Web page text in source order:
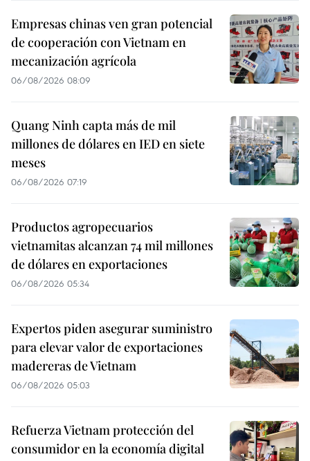
Empresas chinas ven gran potencial
de cooperación con Vietnam en
mecanización agrícola
06/08/2026 08:09
Quang Ninh capta más de mil
millones de dólares en IED en siete
meses
06/08/2026 07:19
Productos agropecuarios
vietnamitas alcanzan 74 mil millones
de dólares en exportaciones
06/08/2026 05:34
Expertos piden asegurar suministro
para elevar valor de exportaciones
madereras de Vietnam
06/08/2026 05:03
Refuerza Vietnam protección del
consumidor en la economía digital